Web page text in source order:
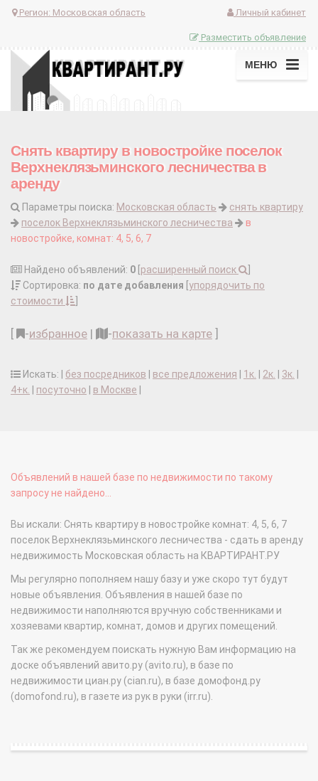
Регион: Московская область Личный кабинет
Разместить объявление
МЕНЮ
Снять квартиру в новостройке поселок
Верхнеклязьминского лесничества в
аренду
Параметры поиска: Московская область
снять квартиру
поселок Верхнеклязьминского лесничества
в
новостройке, комнат: 4, 5, 6, 7
Найдено объявлений: 0 расширенный поиск
Сортировка: по дате добавления упорядочить по
стоимости
-избранное | -показать на карте
Искать: | без посредников все предложения 1к. 2к. 3к.
4+к.
посуточно в Москве
Объявлений в нашей базе по недвижимости по такому
запросу не найдено...
Вы искали: Снять квартиру в новостройке комнат: 4, 5, 6, 7
поселок Верхнеклязьминского лесничества - сдать в аренду
недвижимость Московская область на КВАРТИРАНТ.РУ
Мы регулярно пополняем нашу базу и уже скоро тут будут
новые объявления. Объявления в нашей базе по
недвижимости наполняются вручную собственниками и
хозяевами квартир, комнат, домов и других помещений.
Так же рекомендуем поискать нужную Вам информацию на
доске объявлений авито.ру (avito.ru), в базе по
недвижимости циан.ру (cian.ru), в базе домофонд.ру
(domofond.ru), в газете из рук в руки (irr.ru).